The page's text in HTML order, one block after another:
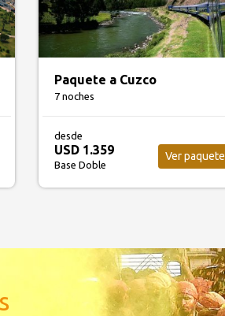
Paquete a Cuzco
7 noches
desde
USD 1.359
Base Doble
Ver paquete